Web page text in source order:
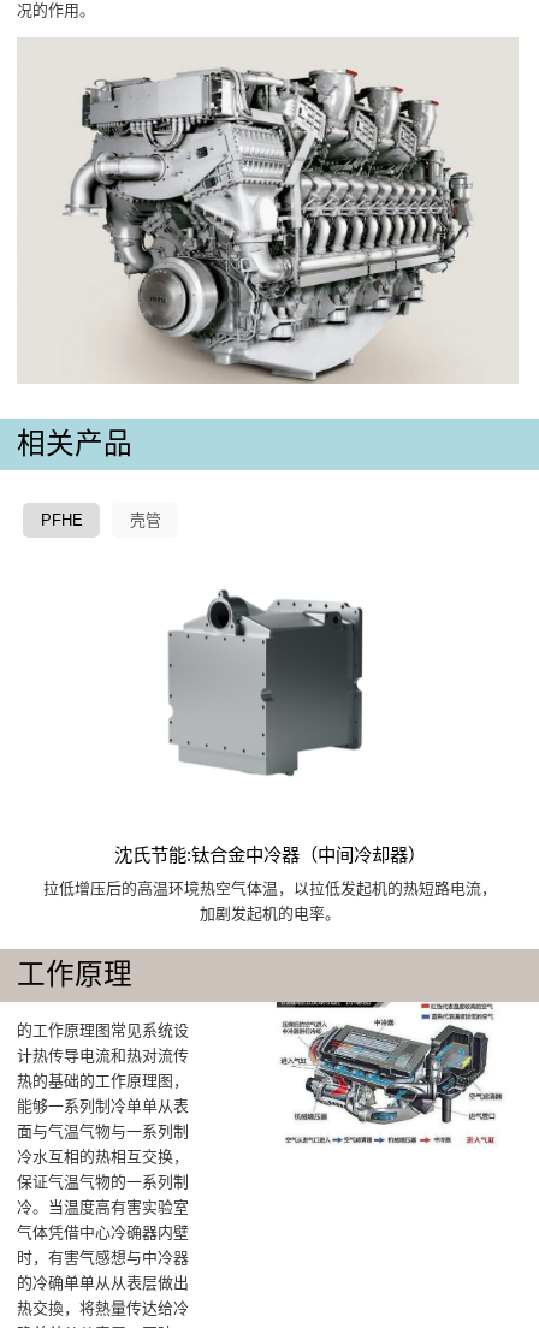
况的作用。
相关产品
PFHE 壳管
沈氏节能:钛合金中冷器（中间冷却器）
拉低增压后的高温环境热空气体温，以拉低发起机的热短路电流，
加剧发起机的电率。
工作原理
的工作原理图常见系统设
计热传导电流和热对流传
热的基础的工作原理图，
能够一系列制冷单单从表
面与气温气物与一系列制
冷水互相的热相互交换，
保证气温气物的一系列制
冷‌。当温度高有害实验室
气体凭借中心冷确器内壁
时，有害气感想与中冷器
的冷确单单从从表层做出
热交換，将熱量传达给冷